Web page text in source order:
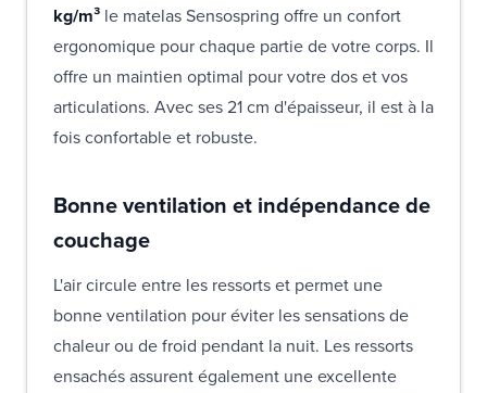
kg/m³ le matelas Sensospring offre un confort
ergonomique pour chaque partie de votre corps. Il
offre un maintien optimal pour votre dos et vos
articulations. Avec ses 21 cm d'épaisseur, il est à la
fois confortable et robuste.
Bonne ventilation et indépendance de
couchage
L'air circule entre les ressorts et permet une
bonne ventilation pour éviter les sensations de
chaleur ou de froid pendant la nuit. Les ressorts
ensachés assurent également une excellente